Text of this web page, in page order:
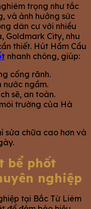
trọng như tắc
và ảnh hưởng sức
dân cư với nhiều
Goldmark City, nhu
thiết. Hút Hầm Cầu
nhanh chóng, giúp:
cống rãnh.
nước ngầm.
sẽ, an toàn.
trường của Hà
sửa chữa cao hơn và
bể phốt
nghiệp
tại Bắc Từ Liêm